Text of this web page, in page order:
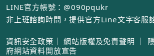
LINE官方帳號：@090pqukr
非上班諮詢時間，提供官方Line文字客服
資訊安全政策 ｜ 網站版權及免責聲明 ｜
府網站資料開放宣告